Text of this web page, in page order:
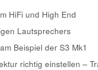
HiFi und High End
Lautsprechers
Beispiel der S3 Mk1
richtig einstellen –